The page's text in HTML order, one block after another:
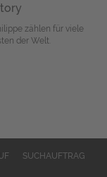
zählen für viele
der Welt.
SUCHAUFTRAG